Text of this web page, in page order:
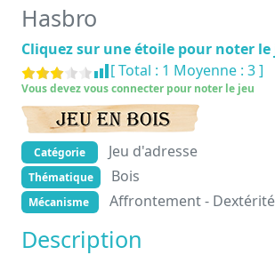
Hasbro
Cliquez sur une étoile pour noter le
[ Total : 1 Moyenne : 3]
Vous devez vous connecter pour noter le jeu
Catégorie Jeu d'adresse
Thématique Bois
Mécanisme Affrontement - Dextérité
Description